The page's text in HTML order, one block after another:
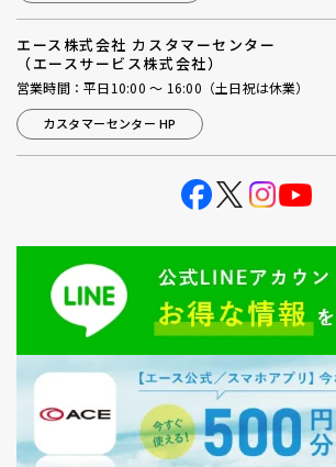
エース株式会社 カスタマーセンター
（エースサービス株式会社）
営業時間：平日10:00 ～ 16:00（土日祝は休業）
カスタマーセンター HP